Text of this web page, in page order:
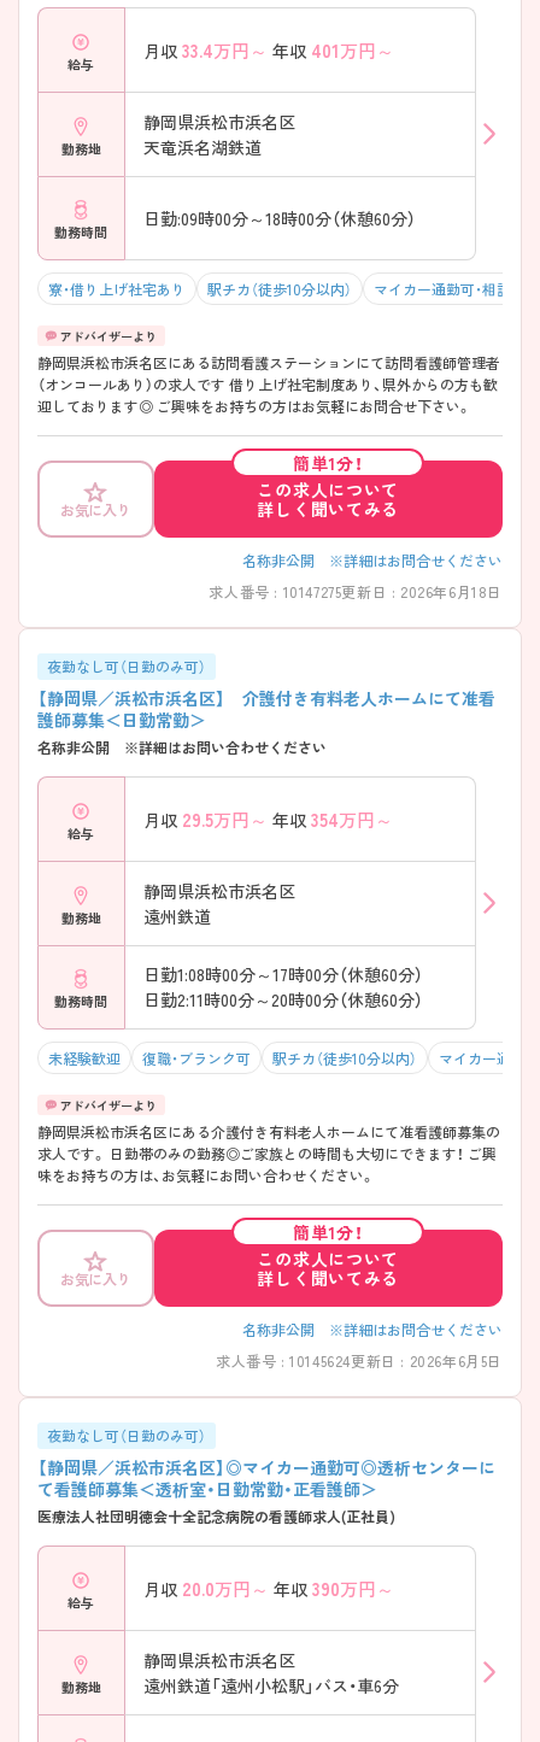
給与
月収 33.4万円～ 年収 401万円～
勤務地
静岡県浜松市浜名区
天竜浜名湖鉄道
勤務時間
日勤:09時00分～18時00分（休憩60分）
寮・借り上げ社宅あり 駅チカ（徒歩10分以内） マイカー通勤可・相談可
静岡県浜松市浜名区にある訪問看護ステーションにて訪問看護師管理者
（オンコールあり）の求人です 借り上げ社宅制度あり、県外からの方も歓
迎しております◎ ご興味をお持ちの方はお気軽にお問合せ下さい。
お気に入り
簡単1分！
この求人について
詳しく聞いてみる
名称非公開 ※詳細はお問合せください
求人番号 : 10147275更新日 : 2026年6月18日
夜勤なし可（日勤のみ可）
【静岡県／浜松市浜名区】 介護付き有料老人ホームにて准看
護師募集＜日勤常勤＞
名称非公開 ※詳細はお問い合わせください
給与
月収 29.5万円～ 年収 354万円～
勤務地
静岡県浜松市浜名区
遠州鉄道
勤務時間
日勤1:08時00分～17時00分（休憩60分）
日勤2:11時00分～20時00分（休憩60分）
未経験歓迎 復職・ブランク可 駅チカ（徒歩10分以内） マイカー通勤
静岡県浜松市浜名区にある介護付き有料老人ホームにて准看護師募集の
求人です。 日勤帯のみの勤務◎ご家族との時間も大切にできます！ ご興
味をお持ちの方は、お気軽にお問い合わせください。
お気に入り
簡単1分！
この求人について
詳しく聞いてみる
名称非公開 ※詳細はお問合せください
求人番号 : 10145624更新日 : 2026年6月5日
夜勤なし可（日勤のみ可）
【静岡県／浜松市浜名区】◎マイカー通勤可◎透析センターに
て看護師募集＜透析室・日勤常勤・正看護師＞
医療法人社団明徳会十全記念病院の看護師求人(正社員)
給与
月収 20.0万円～ 年収 390万円～
勤務地
静岡県浜松市浜名区
遠州鉄道「遠州小松駅」バス・車6分